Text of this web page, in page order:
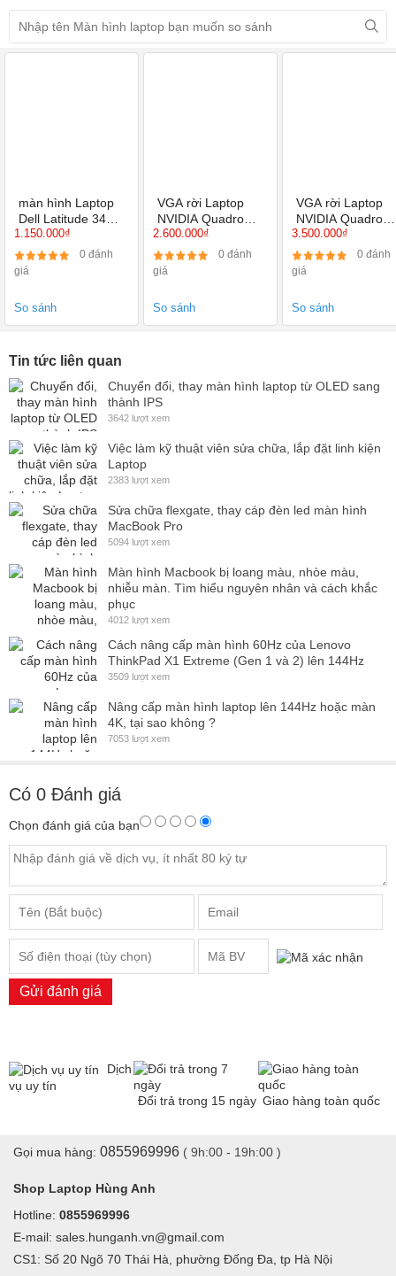
màn hình Laptop
Dell Latitude 3400
14 inch Full HD
IPS, màn tràn viền
1.150.000₫
0 đánh
giá
So sánh
VGA rời Laptop
NVIDIA Quadro
K2100M nắp cho
Dell M4800, HP
Zbook 15 G1 G2
2.600.000₫
0 đánh
giá
So sánh
VGA rời Laptop
NVIDIA Quadro
K3000M nắp cho
Dell M6700, HP
8770W
3.500.000₫
0 đánh
giá
So sánh
Tin tức liên quan
Chuyển đổi, thay màn hình laptop từ OLED sang
thành IPS
3642 lượt xem
Việc làm kỹ thuật viên sửa chữa, lắp đặt linh kiện
Laptop
2383 lượt xem
Sửa chữa flexgate, thay cáp đèn led màn hình
MacBook Pro
5094 lượt xem
Màn hình Macbook bị loang màu, nhòe màu,
nhiễu màn. Tìm hiểu nguyên nhân và cách khắc
phục
4012 lượt xem
Cách nâng cấp màn hình 60Hz của Lenovo
ThinkPad X1 Extreme (Gen 1 và 2) lên 144Hz
3509 lượt xem
Nâng cấp màn hình laptop lên 144Hz hoặc màn
4K, tại sao không ?
7053 lượt xem
Có 0 Đánh giá
Chọn đánh giá của bạn
Gửi đánh giá
Dịch
vụ uy tín
Đổi trả trong 15 ngày Giao hàng toàn quốc
Gọi mua hàng: 0855969996 ( 9h:00 - 19h:00 )
Shop Laptop Hùng Anh
Hotline: 0855969996
E-mail: sales.hunganh.vn@gmail.com
CS1: Số 20 Ngõ 70 Thái Hà, phường Đống Đa, tp Hà Nội